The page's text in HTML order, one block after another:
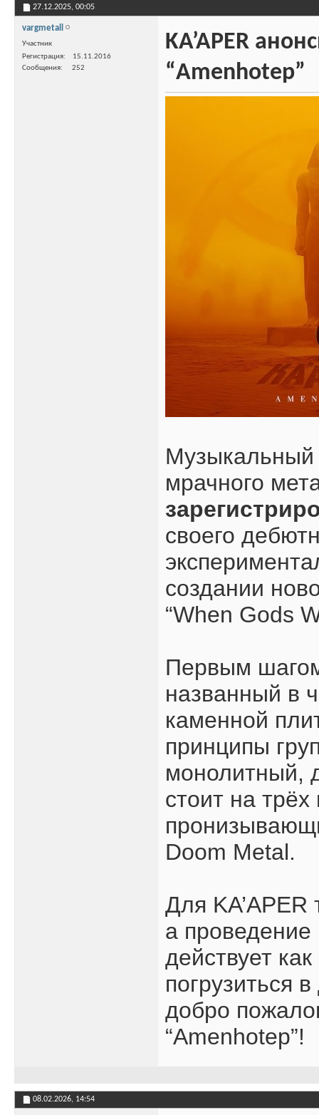
27.12.2025, 00:05
vargmetall
Участник
Регистрация
15.11.2016
Сообщения
252
KA’APER
“Amenhotep”
Музыкальный
мрачного
своего
создании
“When Gods
Первым шагом
названный в
каменной
принципы
монолитный,
стоит на
Doom Metal.
Для
а проведение
действует
погрузиться
добро
“Amenhotep”!
08.02.2026, 14:54